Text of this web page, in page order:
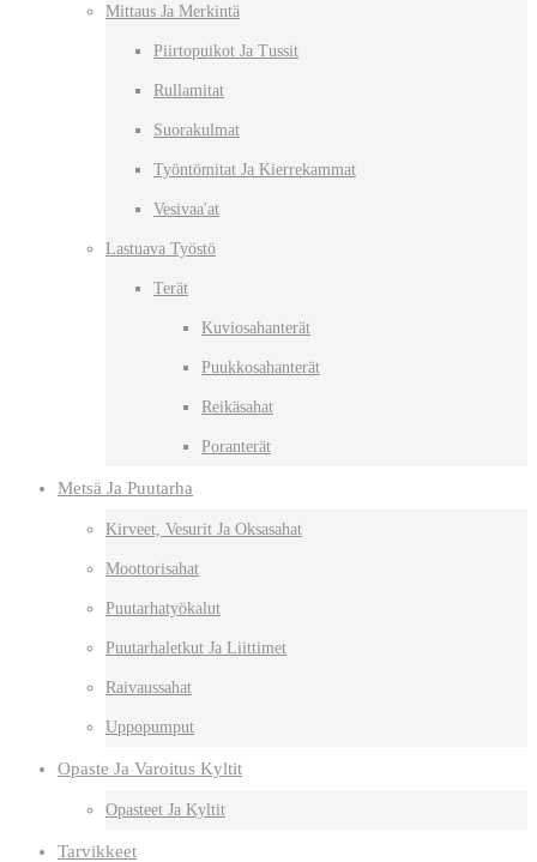
Mittaus Ja Merkintä
Piirtopuikot Ja Tussit
Rullamitat
Suorakulmat
Työntömitat Ja Kierrekammat
Vesivaa'at
Lastuava Työstö
Terät
Kuviosahanterät
Puukkosahanterät
Reikäsahat
Poranterät
Metsä Ja Puutarha
Kirveet, Vesurit Ja Oksasahat
Moottorisahat
Puutarhatyökalut
Puutarhaletkut Ja Liittimet
Raivaussahat
Uppopumput
Opaste Ja Varoitus Kyltit
Opasteet Ja Kyltit
Tarvikkeet